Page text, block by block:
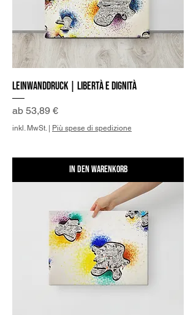
Leinwanddruck | Libertà e Dignità
ab 53,89 €
Sale-Preis
inkl. MwSt. | Più spese di spedizione
In den Warenkorb